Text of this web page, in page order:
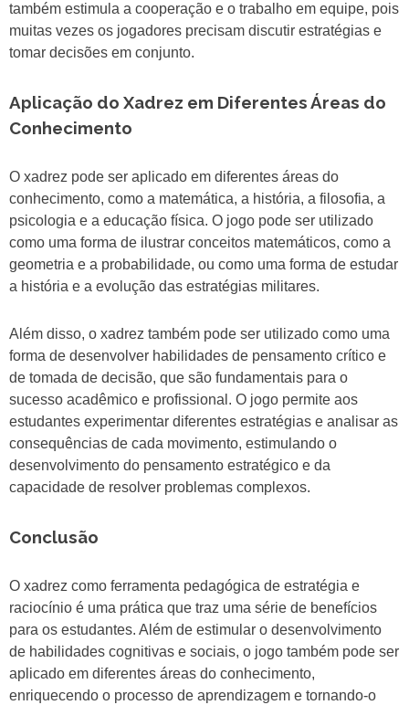
também estimula a cooperação e o trabalho em equipe, pois
muitas vezes os jogadores precisam discutir estratégias e
tomar decisões em conjunto.
Aplicação do Xadrez em Diferentes Áreas do
Conhecimento
O xadrez pode ser aplicado em diferentes áreas do
conhecimento, como a matemática, a história, a filosofia, a
psicologia e a educação física. O jogo pode ser utilizado
como uma forma de ilustrar conceitos matemáticos, como a
geometria e a probabilidade, ou como uma forma de estudar
a história e a evolução das estratégias militares.
Além disso, o xadrez também pode ser utilizado como uma
forma de desenvolver habilidades de pensamento crítico e
de tomada de decisão, que são fundamentais para o
sucesso acadêmico e profissional. O jogo permite aos
estudantes experimentar diferentes estratégias e analisar as
consequências de cada movimento, estimulando o
desenvolvimento do pensamento estratégico e da
capacidade de resolver problemas complexos.
Conclusão
O xadrez como ferramenta pedagógica de estratégia e
raciocínio é uma prática que traz uma série de benefícios
para os estudantes. Além de estimular o desenvolvimento
de habilidades cognitivas e sociais, o jogo também pode ser
aplicado em diferentes áreas do conhecimento,
enriquecendo o processo de aprendizagem e tornando-o